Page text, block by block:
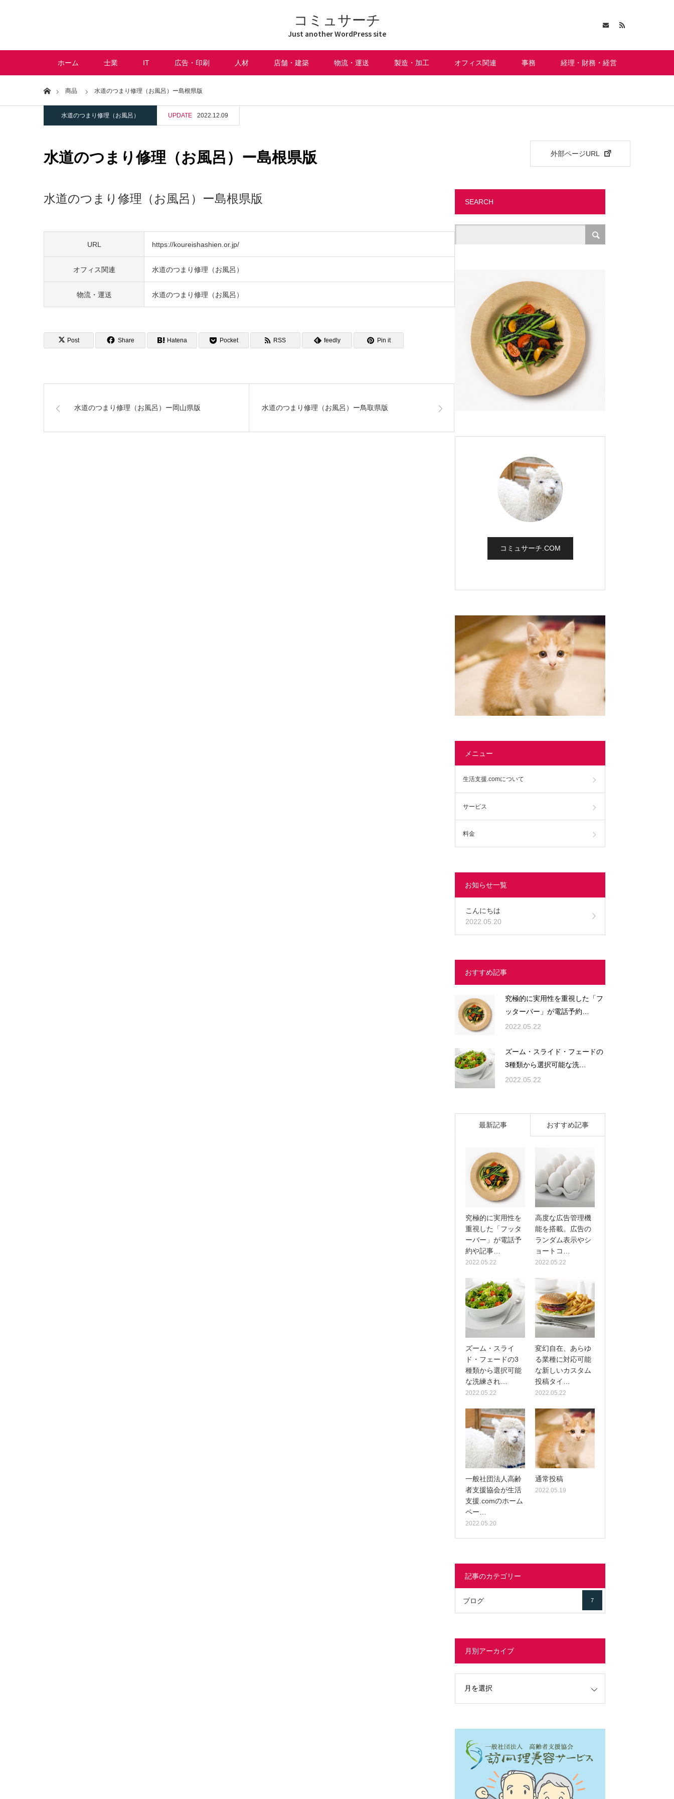
コミュサーチ
Just another WordPress site
ホーム 士業 IT 広告・印刷 人材 店舗・建築 物流・運送 製造・加工 オフィス関連 事務 経理・財務・経営
Home商品 水道のつまり修理（お風呂）ー島根県版
水道のつまり修理（お風呂） UPDATE 2022.12.09
水道のつまり修理（お風呂）ー島根県版 外部ページURL
水道のつまり修理（お風呂）ー島根県版
URL https://koureishashien.or.jp/
オフィス関連 水道のつまり修理（お風呂）
物流・運送 水道のつまり修理（お風呂）
Post Share Hatena Pocket RSS feedly Pin it
水道のつまり修理（お風呂）ー岡山県版 水道のつまり修理（お風呂）ー鳥取県版
SEARCH
コミュサーチ.COM
メニュー
生活支援.comについて
サービス
料金
お知らせ一覧
こんにちは
2022.05.20
おすすめ記事
究極的に実用性を重視した「フ
ッターバー」が電話予約…
2022.05.22
ズーム・スライド・フェードの
3種類から選択可能な洗…
2022.05.22
最新記事 おすすめ記事
究極的に実用性を
重視した「フッタ
ーバー」が電話予
約や記事…
2022.05.22
高度な広告管理機
能を搭載。広告の
ランダム表示やシ
ョートコ…
2022.05.22
ズーム・スライ
ド・フェードの3
種類から選択可能
な洗練され…
2022.05.22
変幻自在、あらゆ
る業種に対応可能
な新しいカスタム
投稿タイ…
2022.05.22
一般社団法人高齢
者支援協会が生活
支援.comのホーム
ペー…
2022.05.20
通常投稿
2022.05.19
記事のカテゴリー
ブログ 7
月別アーカイブ